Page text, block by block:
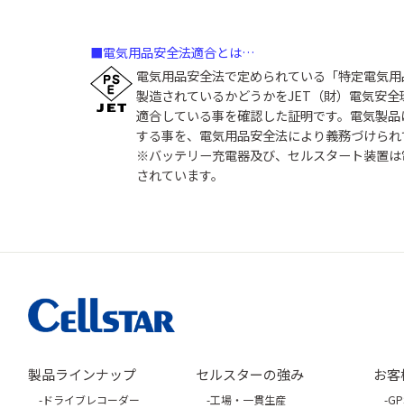
■電気用品安全法適合とは…
電気用品安全法で定められている「特定電気
製造されているかどうかをJET（財）電気安
適合している事を確認した証明です。電気製
する事を、電気用品安全法により義務づけら
※バッテリー充電器及び、セルスタート装置
されています。
製品ラインナップ
ドライブレコーダー
セルスターの強み
工場・一貫生産
お